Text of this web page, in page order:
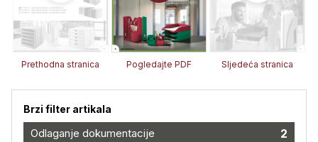
Prethodna stranica Pogledajte PDF Sljedeća stranica
Brzi filter artikala
Odlaganje dokumentacije 2